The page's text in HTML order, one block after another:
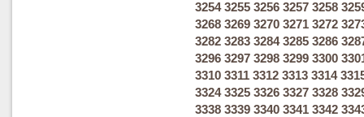
3254 3255 3256 3257 3258
3268 3269 3270 3271 3272
3282 3283 3284 3285 3286
3296 3297 3298 3299 3300
3310 3311 3312 3313 3314
3324 3325 3326 3327 3328
3338 3339 3340 3341 3342